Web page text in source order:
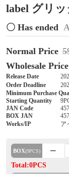
label グリ
〇 Has ended
Normal Price
Wholesale Price
Release Date
Order Deadline
Minimum Purchase
Starting Quantity
JAN Code
BOX JAN
Works/IP
ア
BOX(9PCS)
Total:0PCS